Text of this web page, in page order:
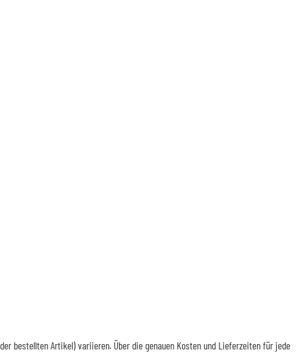
bestellten Artikel) variieren. Über die genauen Kosten und Lieferzeiten für jede